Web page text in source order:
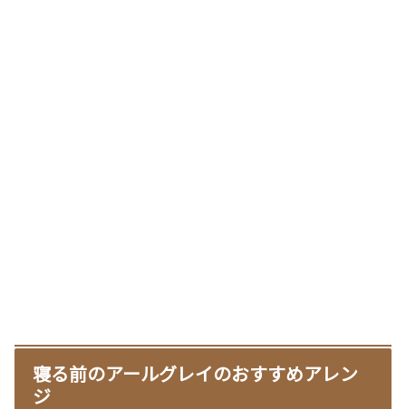
寝る前のアールグレイのおすすめアレン
ジ